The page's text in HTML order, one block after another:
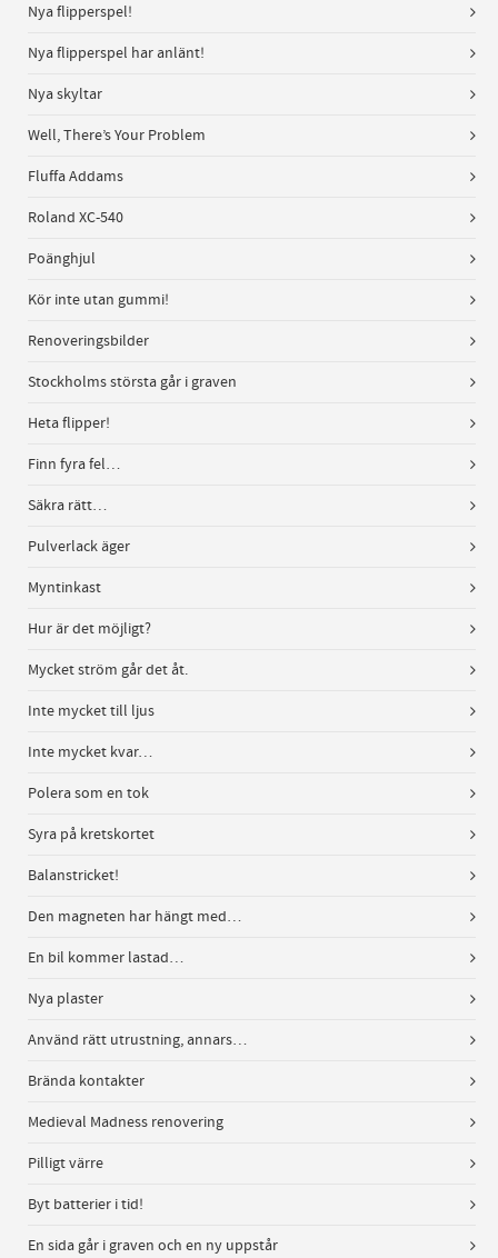
Nya flipperspel!
Nya flipperspel har anlänt!
Nya skyltar
Well, There’s Your Problem
Fluffa Addams
Roland XC-540
Poänghjul
Kör inte utan gummi!
Renoveringsbilder
Stockholms största går i graven
Heta flipper!
Finn fyra fel…
Säkra rätt…
Pulverlack äger
Myntinkast
Hur är det möjligt?
Mycket ström går det åt.
Inte mycket till ljus
Inte mycket kvar…
Polera som en tok
Syra på kretskortet
Balanstricket!
Den magneten har hängt med…
En bil kommer lastad…
Nya plaster
Använd rätt utrustning, annars…
Brända kontakter
Medieval Madness renovering
Pilligt värre
Byt batterier i tid!
En sida går i graven och en ny uppstår